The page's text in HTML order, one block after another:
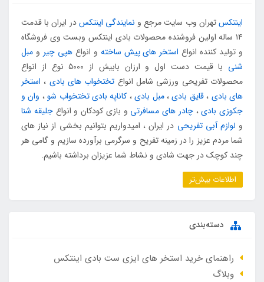
اینتکستهران وب سایت مرجع و نمایندگی اینتکسدر ایران با قدمت
۱۴ ساله اولین فروشنده محصولات بادی اینتکس وبست وی فروشگاه
و تولید کننده انواع استخر های پیش ساخته و انواعهپی چیر و مبل
شنی
با قیمت دست اول و ارزان بابیش از ۵۰۰۰ نوع از انواع
محصولات تفریحی ورزشی شامل انواع تختخواب های بادی ، استخر
های بادی ،قایق بادی،مبل بادی، کاناپه بادی تختخواب شو، وان و
جکوزی بادی،چادر های مسافرتی و بازی کودکان و انواعجلیقه شنا
و لوازم آبی تفریحی در ایران ، امیدواریم بتوانیم بخشی از نیاز های
شما مردم عزیز را در زمینه تفریح و سرگرمی برآورده سازیم و گامی هر
چند کوچک در جهت شادی و نشاط شما عزیزان برداشته باشیم.
اطلاعات بیش‌تر
دسته‌بندی
راهنمای خرید استخر های ایزی ست بادی اینتکس
وبلاگ